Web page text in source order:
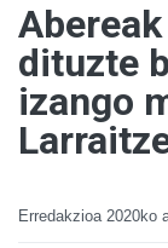
dituzte
izango
Erredakzioa 2020ko